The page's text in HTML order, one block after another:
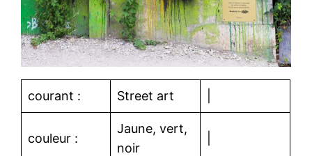
courant : Street art
couleur :
Jaune, vert,
noir